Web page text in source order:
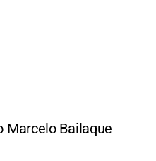
Marcelo Bailaque